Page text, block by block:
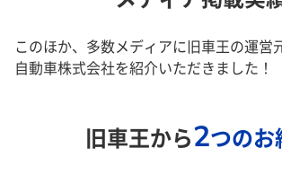
このほか、多数メディアに旧車王の運営
自動車株式会社を紹介いただきました！
旧車王から2つのお